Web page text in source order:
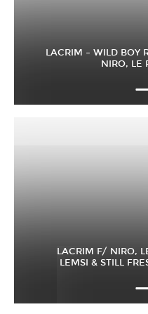
LACRIM – WILD BOY
NIRO, LE
LACRIM F/ NIRO,
LEMSI & STILL